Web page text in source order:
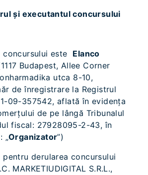
şi executantul concursului
concursului este Elanco
Budapest, Allee Corner
utca 8-10,
de înregistrare la Registrul
09-357542, aflată în evidenţa
de pe lângă Tribunalul
fiscal: 27928095-2-43, în
„Organizator”)
pentru derularea concursului
MARKETIUDIGITAL S.R.L.,